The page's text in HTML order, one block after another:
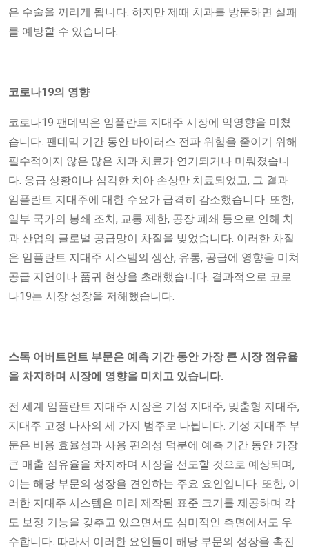
은 수술을 꺼리게 됩니다. 하지만 제때 치과를 방문하면 실패
를 예방할 수 있습니다.
코로나19의 영향
코로나19 팬데믹은 임플란트 지대주 시장에 악영향을 미쳤
습니다. 팬데믹 기간 동안 바이러스 전파 위험을 줄이기 위해
필수적이지 않은 많은 치과 치료가 연기되거나 미뤄졌습니
다. 응급 상황이나 심각한 치아 손상만 치료되었고, 그 결과
임플란트 지대주에 대한 수요가 급격히 감소했습니다. 또한,
일부 국가의 봉쇄 조치, 교통 제한, 공장 폐쇄 등으로 인해 치
과 산업의 글로벌 공급망이 차질을 빚었습니다. 이러한 차질
은 임플란트 지대주 시스템의 생산, 유통, 공급에 영향을 미쳐
공급 지연이나 품귀 현상을 초래했습니다. 결과적으로 코로
나19는 시장 성장을 저해했습니다.
스톡 어버트먼트 부문은 예측 기간 동안 가장 큰 시장 점유율
을 차지하며 시장에 영향을 미치고 있습니다.
전 세계 임플란트 지대주 시장은 기성 지대주, 맞춤형 지대주,
지대주 고정 나사의 세 가지 범주로 나뉩니다. 기성 지대주 부
문은 비용 효율성과 사용 편의성 덕분에 예측 기간 동안 가장
큰 매출 점유율을 차지하며 시장을 선도할 것으로 예상되며,
이는 해당 부문의 성장을 견인하는 주요 요인입니다. 또한, 이
러한 지대주 시스템은 미리 제작된 표준 크기를 제공하며 각
도 보정 기능을 갖추고 있으면서도 심미적인 측면에서도 우
수합니다. 따라서 이러한 요인들이 해당 부문의 성장을 촉진